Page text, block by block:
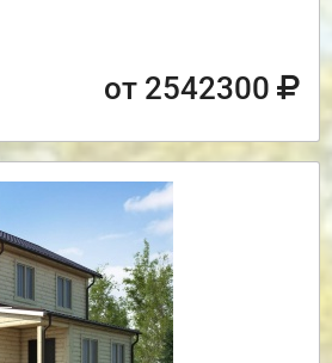
от 2542300